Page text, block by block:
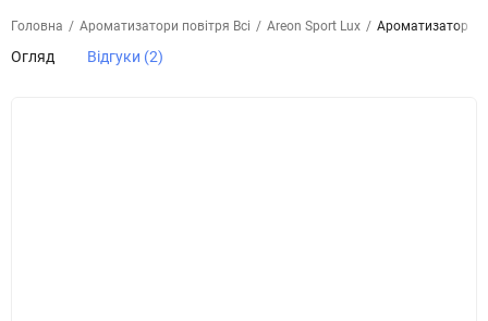
Головна / Ароматизатори повітря Всі / Areon Sport Lux / Ароматизатор
Огляд Відгуки (2)